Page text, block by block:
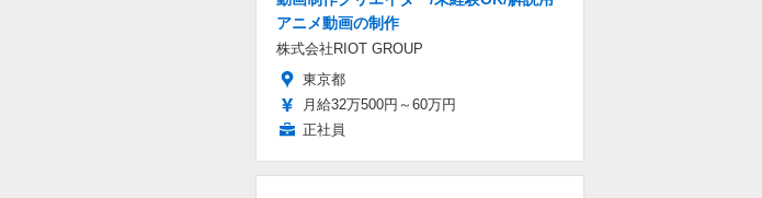
アニメ動画の制作
株式会社RIOT GROUP
東京都
月給32万500円～60万円
正社員